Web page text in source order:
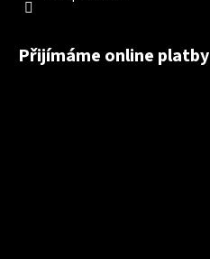
Přijímáme online platby